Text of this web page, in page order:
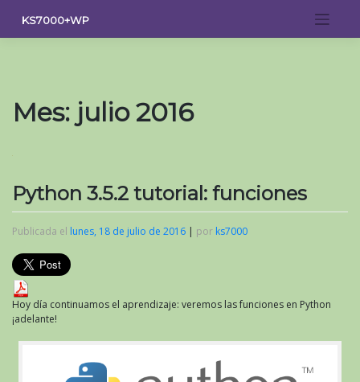
contenido
KS7000+WP
Mes: julio 2016
Python 3.5.2 tutorial: funciones
Publicada el lunes, 18 de julio de 2016 | por ks7000
Hoy día continuamos el aprendizaje: veremos las funciones en Python
¡adelante!